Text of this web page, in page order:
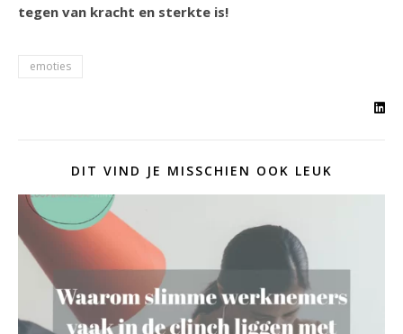
tegen van kracht en sterkte is!
emoties
DIT VIND JE MISSCHIEN OOK LEUK